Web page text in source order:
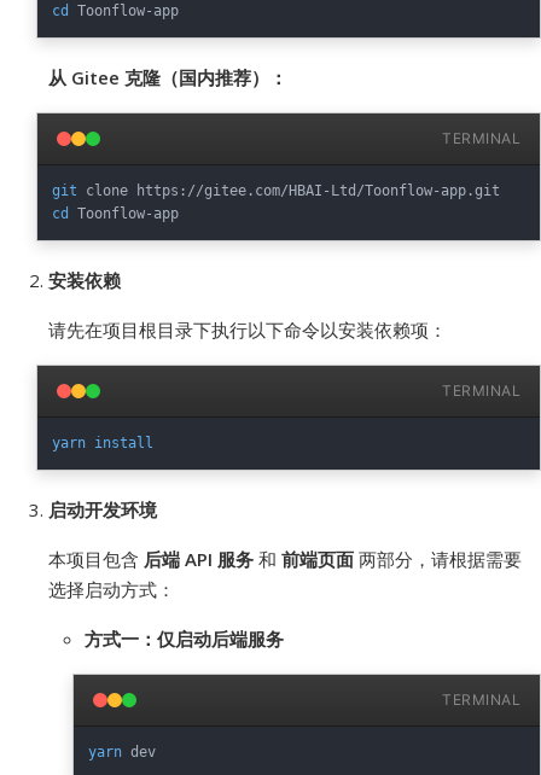
cd
从 Gitee 克隆（国内推荐）：
TERMINAL
git
cd
安装依赖
请先在项目根目录下执行以下命令以安装依赖项：
TERMINAL
yarn install
启动开发环境
本项目包含 后端 API 服务 和 前端页面 两部分，请根据需要
选择启动方式：
方式一：仅启动后端服务
TERMINAL
yarn